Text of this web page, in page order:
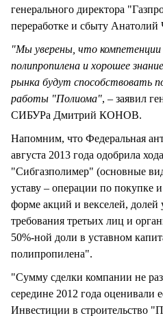
генерального директора
переработке и сбыту
"Мы уверены, что
полипропилена и хорошее
рынка будут способствовать
работы "Полиома", – заявил
СИБУРа Дмитрий КОНОВ.
Напомним, что Федеральная
августа 2013 года одобрила
"Сибгазполимер" (основные
уставу – операции по покупке
форме акций и векселей, долей
требования третьих лиц и
50%-ной доли в уставном
полипропилена".
"Сумму сделки компании не
середине 2012 года оценивали
Инвестиции в строительство